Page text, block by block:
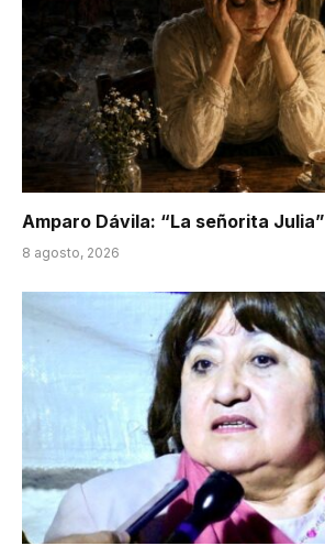
Amparo Dávila: “La señorita Julia”
8 agosto, 2026